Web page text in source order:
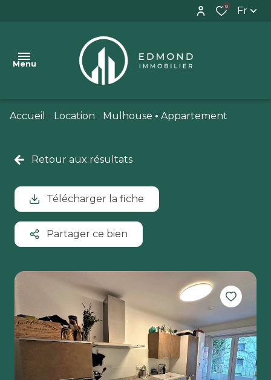
0 Fr
Menu
BIENS
ESTIMATION
CONTACT
Accueil Location Mulhouse Appartement
Retour aux résultats
Télécharger la fiche
Partager ce bien